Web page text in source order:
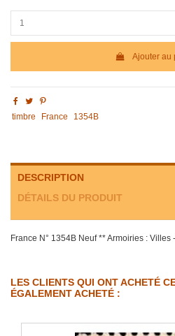
Ajouter au
timbre France 1354B
DESCRIPTION
DÉTAILS DU PRODUIT
France N° 1354B Neuf ** Armoiries : Villes
LES CLIENTS QUI ONT ACHETÉ
ÉGALEMENT ACHETÉ :